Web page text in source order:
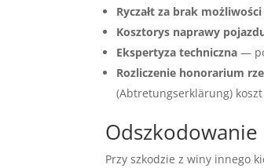
Ryczałt za brak
Kosztorys naprawy
Ekspertyza techniczna —
Rozliczenie honorarium
(Abtretungserklärung)
Przy szkodzie z winy innego